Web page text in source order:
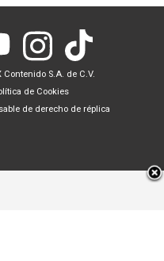
Contenido S.A. de C.V.
de Cookies
de derecho de réplica